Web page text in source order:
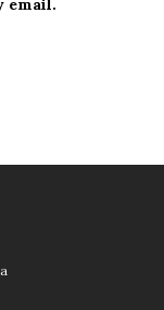
email.